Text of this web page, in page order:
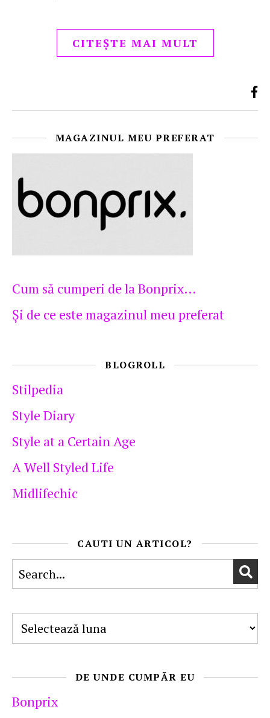
CITEȘTE MAI MULT
MAGAZINUL MEU PREFERAT
Cum să cumperi de la Bonprix…
Şi de ce este magazinul meu preferat
BLOGROLL
Stilpedia
Style Diary
Style at a Certain Age
A Well Styled Life
Midlifechic
CAUTI UN ARTICOL?
DE UNDE CUMPĂR EU
Bonprix